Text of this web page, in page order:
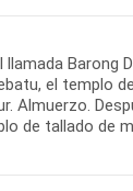
Barong
el templo
Almuerzo.
de tallado de